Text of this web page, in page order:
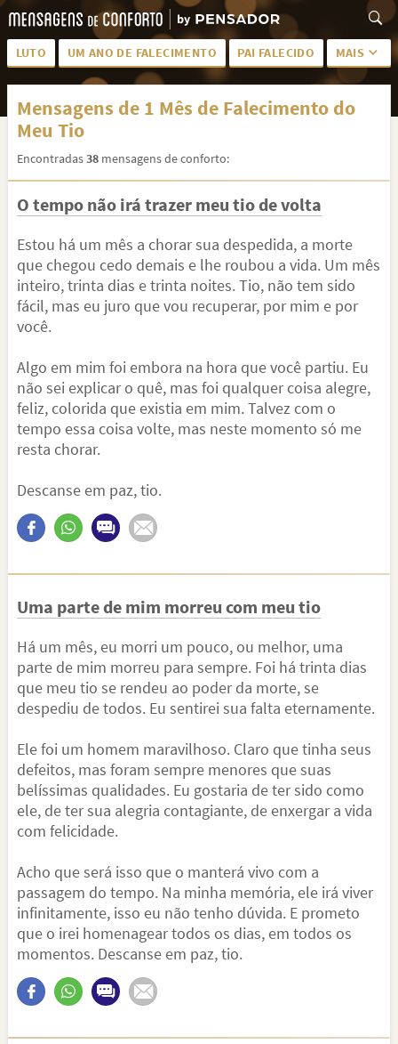
LUTO UM ANO DE FALECIMENTO PAI FALECIDO MAIS
LUTO PARA AMIGA PALAVRAS
SAUDADES DA MÃE
PÊSAMES PARA AMIGA
MEUS SENTIMENTOS PÊSAMES PARA AMIGO
FRASES DE LUTO PARA AMIGO FIM DE NAMORO
TODAS AS CATEGORIAS
Mensagens de 1 Mês de Falecimento do
Meu Tio
Encontradas38 mensagens de conforto:
O tempo não irá trazer meu tio de volta
Estou há um mês a chorar sua despedida, a morte
que chegou cedo demais e lhe roubou a vida. Um mês
inteiro, trinta dias e trinta noites. Tio, não tem sido
fácil, mas eu juro que vou recuperar, por mim e por
você.
Algo em mim foi embora na hora que você partiu. Eu
não sei explicar o quê, mas foi qualquer coisa alegre,
feliz, colorida que existia em mim. Talvez com o
tempo essa coisa volte, mas neste momento só me
resta chorar.
Descanse em paz, tio.
Uma parte de mim morreu com meu tio
Há um mês, eu morri um pouco, ou melhor, uma
parte de mim morreu para sempre. Foi há trinta dias
que meu tio se rendeu ao poder da morte, se
despediu de todos. Eu sentirei sua falta eternamente.
Ele foi um homem maravilhoso. Claro que tinha seus
defeitos, mas foram sempre menores que suas
belíssimas qualidades. Eu gostaria de ter sido como
ele, de ter sua alegria contagiante, de enxergar a vida
com felicidade.
Acho que será isso que o manterá vivo com a
passagem do tempo. Na minha memória, ele irá viver
infinitamente, isso eu não tenho dúvida. E prometo
que o irei homenagear todos os dias, em todos os
momentos. Descanse em paz, tio.